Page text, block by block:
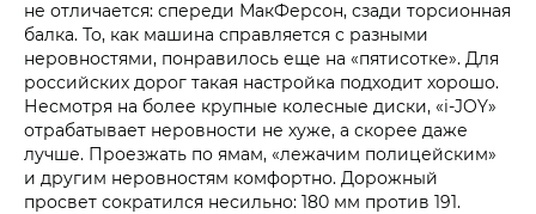
не отличается: спереди МакФерсон, сзади торсионная
балка. То, как машина справляется с разными
неровностями, понравилось еще на «пятисотке». Для
российских дорог такая настройка подходит хорошо.
Несмотря на более крупные колесные диски, «i‑JOY»
отрабатывает неровности не хуже, а скорее даже
лучше. Проезжать по ямам, «лежачим полицейским»
и другим неровностям комфортно. Дорожный
просвет сократился несильно: 180 мм против 191.